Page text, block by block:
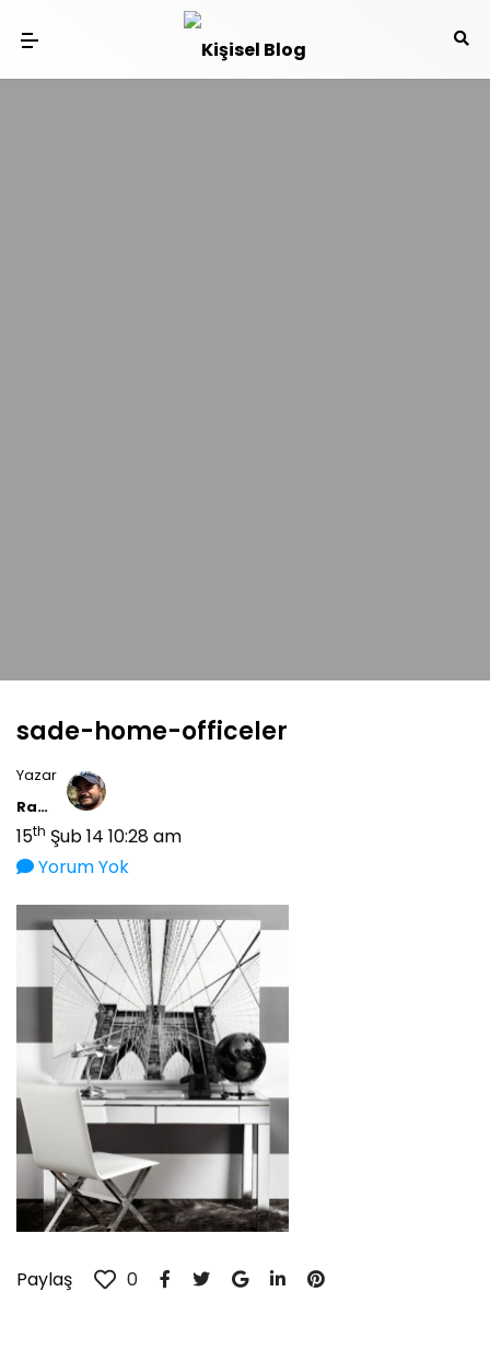
sade-home-officeler
Yazar
Ramiz Tayfur
15th Şub 14 10:28 am
Yorum Yok
Paylaş 0